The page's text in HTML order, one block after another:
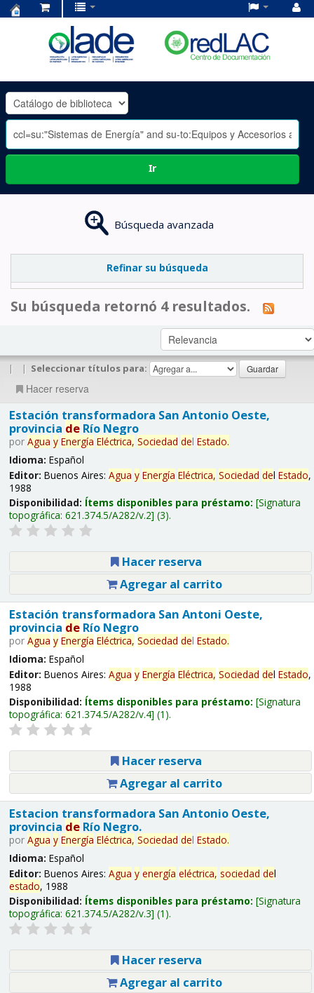
OLADE
-
Ir
Búsqueda avanzada
Refinar su búsqueda
Su búsqueda retornó 4 resultados.
| | Seleccionar títulos para:
Hacer reserva
Estación transformadora San Antonio Oeste,
provincia deRío Negro
por Agua y Energía Eléctrica, Sociedad del Estado.
Idioma: Español
Editor: Buenos Aires: Agua y Energía Eléctrica, Sociedad del Estado,
1988
Disponibilidad: Ítems disponibles para préstamo: Signatura
topográfica: 621.374.5/A282/v.2 (3).
Hacer reserva
Agregar al carrito
Estación transformadora San Antoni Oeste,
provincia deRío Negro
por Agua y Energía Eléctrica, Sociedad del Estado.
Idioma: Español
Editor: Buenos Aires: Agua y Energía Eléctrica, Sociedad del Estado,
1988
Disponibilidad: Ítems disponibles para préstamo: Signatura
topográfica: 621.374.5/A282/v.4 (1).
Hacer reserva
Agregar al carrito
Estacion transformadora San Antonio Oeste,
provincia deRío Negro.
por Agua y Energía Eléctrica, Sociedad del Estado.
Idioma: Español
Editor: Buenos Aires: Agua y energía eléctrica, sociedad del
estado, 1988
Disponibilidad: Ítems disponibles para préstamo: Signatura
topográfica: 621.374.5/A282/v.3 (1).
Hacer reserva
Agregar al carrito